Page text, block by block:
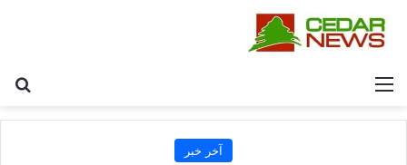
القائمة
آخر خبر